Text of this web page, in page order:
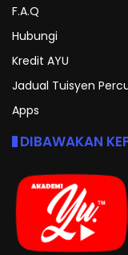
F.A.Q
Hubungi
Kredit AYU
Jadual Tuisyen
Apps
DIBAWAKAN